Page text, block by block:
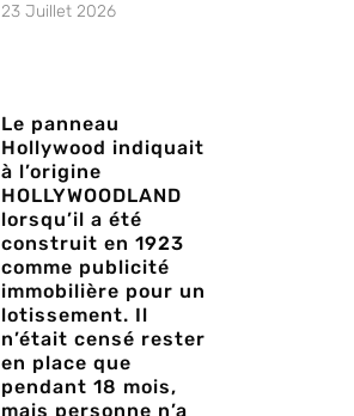
23 Juillet 2026
Le panneau
Hollywood indiquait
à l’origine
HOLLYWOODLAND
lorsqu’il a été
construit en 1923
comme publicité
immobilière pour un
lotissement. Il
n’était censé rester
en place que
pendant 18 mois,
mais personne n’a